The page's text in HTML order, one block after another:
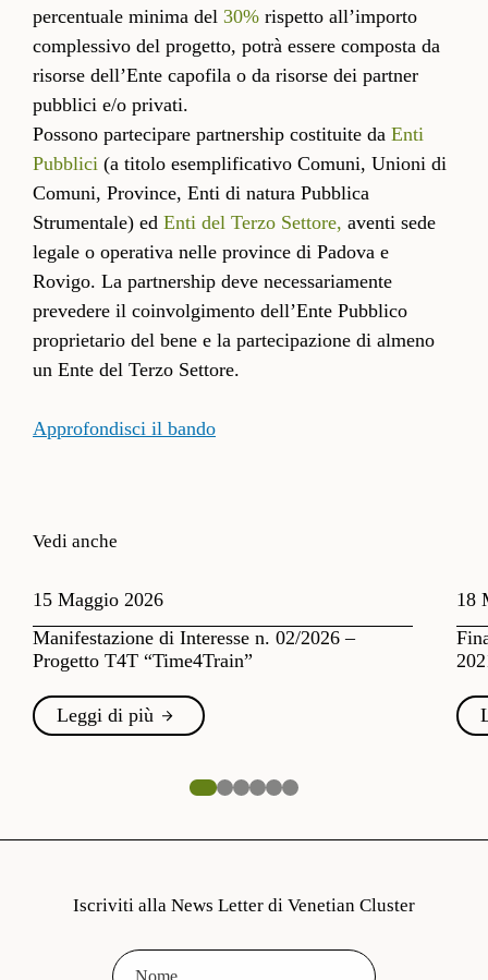
percentuale minima del 30% rispetto all’importo
complessivo del progetto, potrà essere composta da
risorse dell’Ente capofila o da risorse dei partner
pubblici e/o privati.
Possono partecipare partnership costituite da Enti
Pubblici (a titolo esemplificativo Comuni, Unioni di
Comuni, Province, Enti di natura Pubblica
Strumentale) ed Enti del Terzo Settore, aventi sede
legale o operativa nelle province di Padova e
Rovigo. La partnership deve necessariamente
prevedere il coinvolgimento dell’Ente Pubblico
proprietario del bene e la partecipazione di almeno
un Ente del Terzo Settore.
Approfondisci il bando
Vedi anche
15 Maggio 2026
Manifestazione di Interesse n. 02/2026 –
Progetto T4T “Time4Train”
Leggi di più
18
Iscriviti alla News Letter di Venetian Cluster